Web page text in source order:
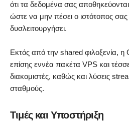
ότι τα δεδομένα σας
ώστε να μην πέσει ο ιστότοπος σας
δυσλειτουργήσει.
Εκτός από την shared φιλοξενία,
επίσης εννέα πακέτα VPS και
διακομιστές, καθώς και λύσεις
σταθμούς.
Τιμές και Υποστήριξη